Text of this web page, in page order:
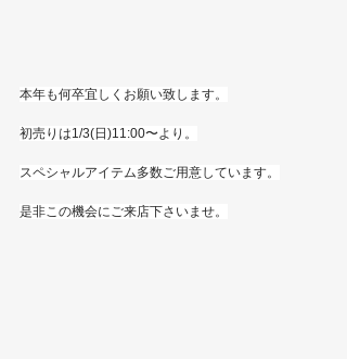
本年も何卒宜しくお願い致します。
初売りは1/3(日)11:00〜より。
スペシャルアイテム多数ご用意しています。
是非この機会にご来店下さいませ。